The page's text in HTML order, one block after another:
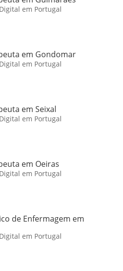
em Portugal
em Gondomar
em Portugal
em Seixal
em Portugal
em Oeiras
em Portugal
de Enfermagem em
em Portugal